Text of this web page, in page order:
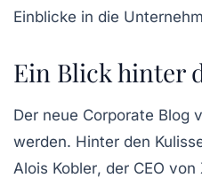
Einblicke in die
Ein Blick hinter
Der neue Corporate Blog
werden. Hinter den
Alois Kobler, der CEO